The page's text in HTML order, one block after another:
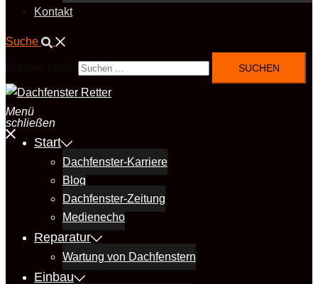
Kontakt
Suche
Menü
schließen
Start
Dachfenster-Karriere
Blog
Dachfenster-Zeitung
Medienecho
Reparatur
Wartung von Dachfenstern
Einbau